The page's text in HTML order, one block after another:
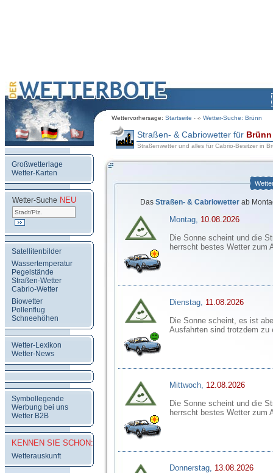
Wettervorhersage: Startseite Wetter-Suche: Brünn
Großwetterlage
Wetter-Karten
Wetter-Suche NEU
Satellitenbilder
Wassertemperatur
Pegelstände
Straßen-Wetter
Cabrio-Wetter
Biowetter
Pollenflug
Schneehöhen
Wetter-Lexikon
Wetter-News
Symbollegende
Werbung bei uns
Wetter B2B
KENNEN SIE SCHON:
Wetterauskunft
Straßen- & Cabriowetter für Brünn
Straßenwetter und alles für Cabrio-Besitzer in
Das Straßen- & Cabriowetterab
Montag, 10.08.2026
Die Sonne scheint und die
herrscht bestes Wetter zum
Dienstag, 11.08.2026
Die Sonne scheint, es ist
Ausfahrten sind trotzdem zu
Mittwoch, 12.08.2026
Die Sonne scheint und die
herrscht bestes Wetter zum
Donnerstag, 13.08.2026